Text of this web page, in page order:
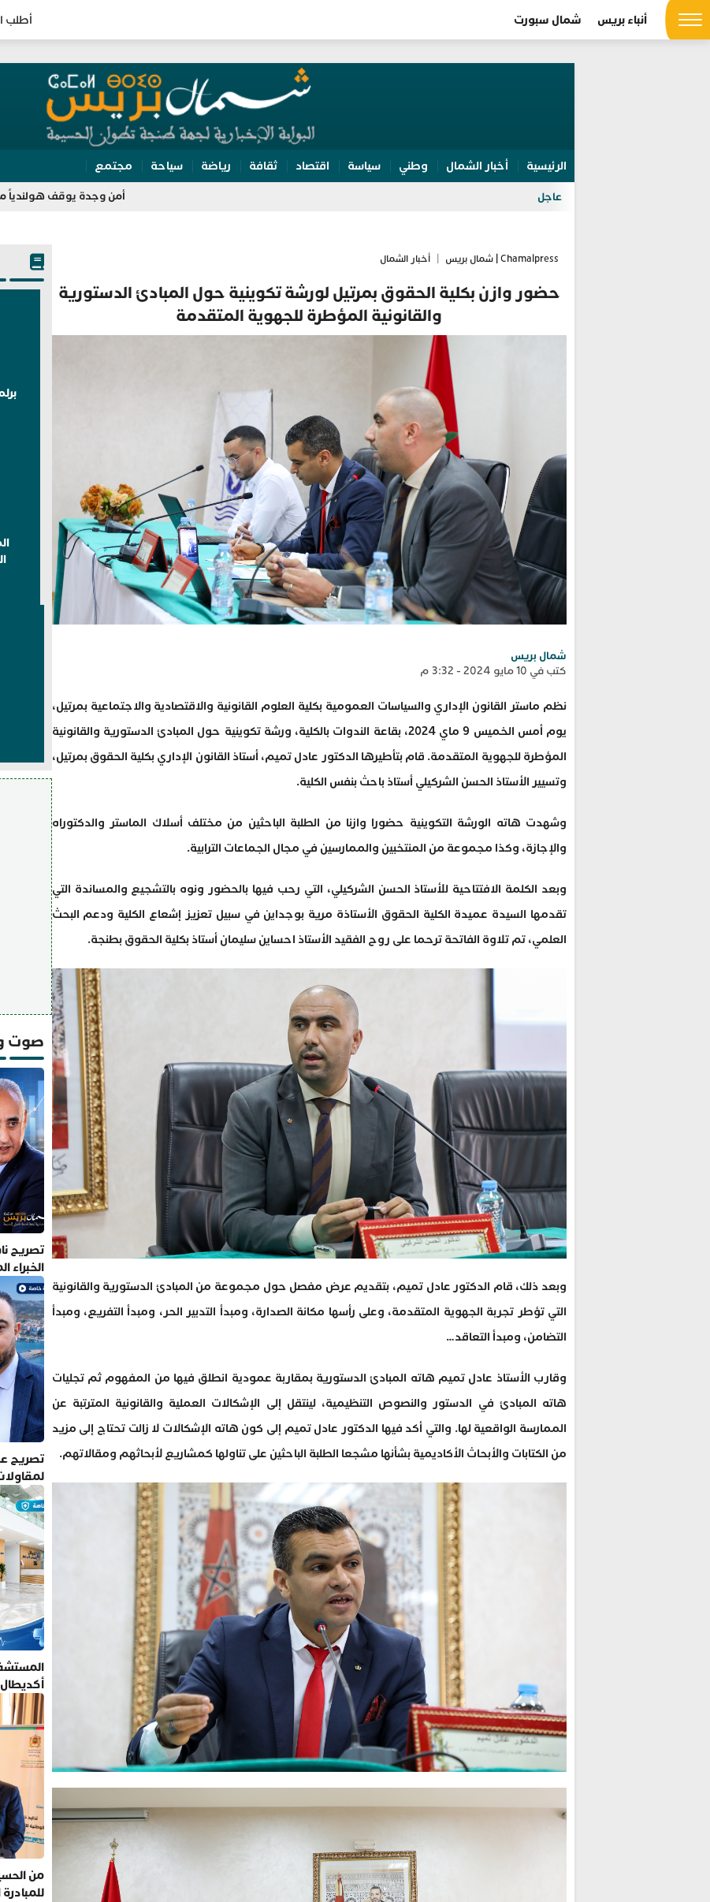
أنباء بريس شمال سبورت أطلب
الرئيسية أخبار الشمال وطني سياسة اقتصاد ثقافة رياضة سياحة مجتمع
عاجل أمن وجدة يوقف هولندياً ملاحقاً بنشرة حمراء لـ
Chamalpress | شمال بريس أخبار الشمال
حضور وازن بكلية الحقوق بمرتيل لورشة تكوينية حول المبادئ الدستورية
والقانونية المؤطرة للجهوية المتقدمة
شمال بريس
كتب في 10 مايو 2024 - 3:32 م
نظم ماستر القانون الإداري والسياسات العمومية بكلية العلوم القانونية والاقتصادية والاجتماعية بمرتيل،
يوم أمس الخميس 9 ماي 2024، بقاعة الندوات بالكلية، ورشة تكوينية حول المبادئ الدستورية والقانونية
المؤطرة للجهوية المتقدمة. قام بتأطيرها الدكتور عادل تميم، أستاذ القانون الإداري بكلية الحقوق بمرتيل،
وتسيير الأستاذ الحسن الشركيلي أستاذ باحث بنفس الكلية.
وشهدت هاته الورشة التكوينية حضورا وازنا من الطلبة الباحثين من مختلف أسلاك الماستر والدكتوراه
والإجازة، وكذا مجموعة من المنتخبين والممارسين في مجال الجماعات الترابية.
وبعد الكلمة الافتتاحية للأستاذ الحسن الشركيلي، التي رحب فيها بالحضور ونوه بالتشجيع والمساندة التي
تقدمها السيدة عميدة الكلية الحقوق الأستاذة مرية بوجداين في سبيل تعزيز إشعاع الكلية ودعم البحث
العلمي، تم تلاوة الفاتحة ترحما على روح الفقيد الأستاذ احساين سليمان أستاذ بكلية الحقوق بطنجة.
وبعد ذلك، قام الدكتور عادل تميم، بتقديم عرض مفصل حول مجموعة من المبادئ الدستورية والقانونية
التي تؤطر تجربة الجهوية المتقدمة، وعلى رأسها مكانة الصدارة، ومبدأ التدبير الحر، ومبدأ التفريع، ومبدأ
التضامن، ومبدأ التعاقد…
وقارب الأستاذ عادل تميم هاته المبادئ الدستورية بمقاربة عمودية انطلق فيها من المفهوم ثم تجليات
هاته المبادئ في الدستور والنصوص التنظيمية، لينتقل إلى الإشكالات العملية والقانونية المترتبة عن
الممارسة الواقعية لها. والتي أكد فيها الدكتور عادل تميم إلى كون هاته الإشكالات لا زالت تحتاج إلى مزيد
من الكتابات والأبحاث الأكاديمية بشأنها مشجعا الطلبة الباحثين على تناولها كمشاريع لأبحاثهم ومقالاتهم.
صوت
تصريح
تصريح
تلتزم
من